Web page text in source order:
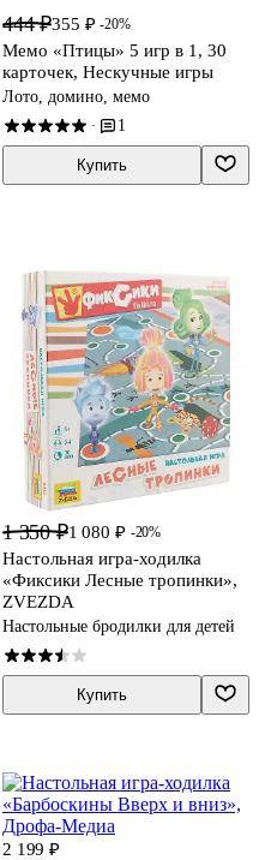
444 ₽355 ₽ -20%
Мемо «Птицы» 5 игр в 1, 30
карточек, Нескучные игры
Лото, домино, мемо
· 1
Купить
1 350 ₽1 080 ₽ -20%
Настольная игра-ходилка
«Фиксики Лесные тропинки»,
ZVEZDA
Настольные бродилки для детей
Купить
2 199 ₽